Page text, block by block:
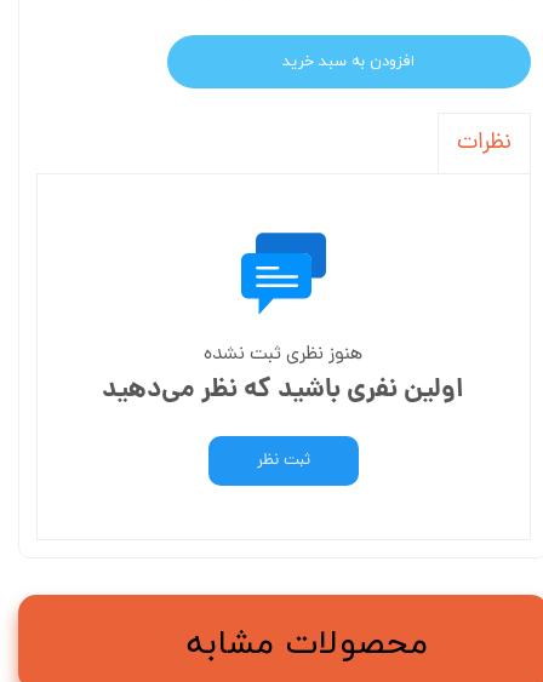
افزودن به سبد خرید
نظرات
هنوز نظری ثبت نشده
اولین نفری باشید که نظر می‌دهید
ثبت نظر
محصولات مشابه